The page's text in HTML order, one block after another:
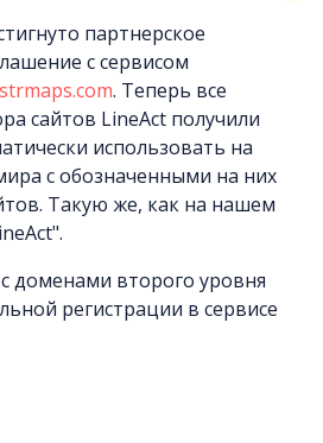
партнерское
с сервисом
. Теперь все
сайтов LineAct получили
использовать на
с обозначенными на них
Такую же, как на нашем
доменами второго уровня
регистрации в сервисе